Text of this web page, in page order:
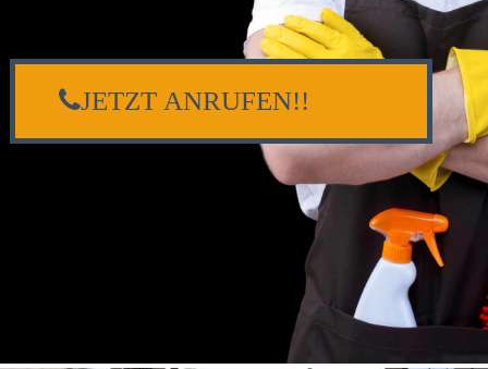
JETZT ANRUFEN!!